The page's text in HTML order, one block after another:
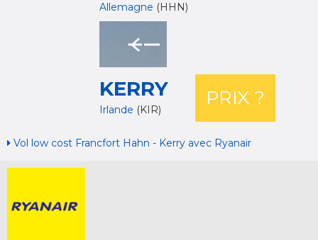
Allemagne (HHN)
KERRY
Irlande (KIR)
PRIX ?
Vol low cost Francfort Hahn - Kerry avec Ryanair